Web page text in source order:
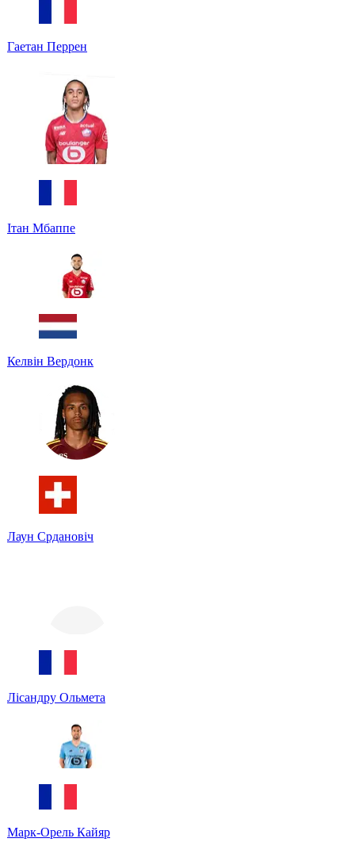
Гаетан Перрен
Ітан Мбаппе
Келвін Вердонк
Лаун Срдановіч
Лісандру Ольмета
Марк-Орель Кайяр